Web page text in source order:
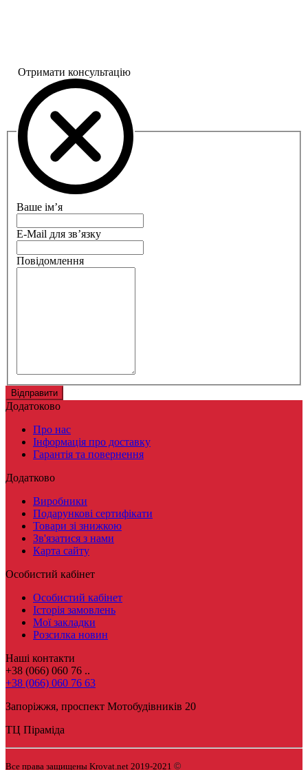
Отримати консультацію
Ваше ім’я
E-Mail для зв’язку
Повідомлення
Додатоково
Про нас
Інформація про доставку
Гарантія та повернення
Додатково
Виробники
Подарункові сертифікати
Товари зі знижкою
Зв'язатися з нами
Карта сайту
Особистий кабінет
Особистий кабінет
Історія замовлень
Мої закладки
Розсилка новин
Наші контакти
+38 (066) 060 76 ..
+38 (066) 060 76 63
Запоріжжя, проспект Мотобудівників 20
ТЦ Піраміда
Все права защищены Krovat.net 2019-2021 ©